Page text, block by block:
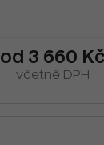
od 3 660 Kč
včetně DPH